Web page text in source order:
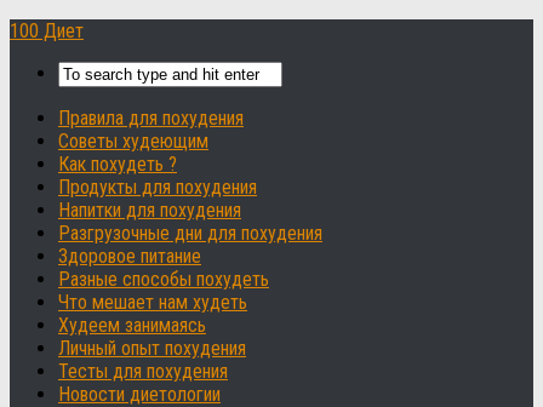
100 Диет
Правила для похудения
Советы худеющим
Как похудеть ?
Продукты для похудения
Напитки для похудения
Разгрузочные дни для похудения
Здоровое питание
Разные способы похудеть
Что мешает нам худеть
Худеем занимаясь
Личный опыт похудения
Тесты для похудения
Новости диетологии